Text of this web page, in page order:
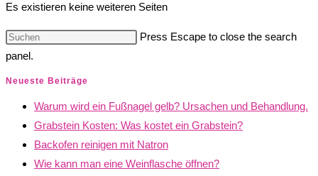
Es existieren keine weiteren Seiten
Press Escape to close the search
panel.
Neueste Beiträge
Warum wird ein Fußnagel gelb? Ursachen und Behandlung.
Grabstein Kosten: Was kostet ein Grabstein?
Backofen reinigen mit Natron
Wie kann man eine Weinflasche öffnen?